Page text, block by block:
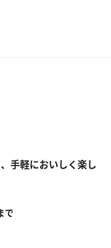
手軽においしく楽し
で